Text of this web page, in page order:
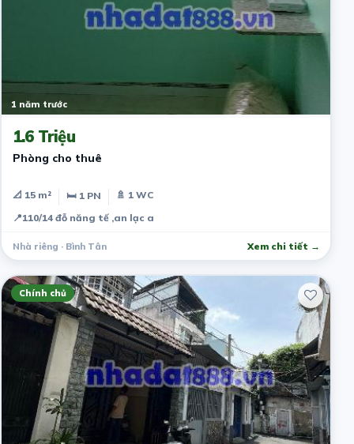
1 năm trước
1.6 Triệu
Phòng cho thuê
📐 15 m² 🛏 1 PN
🚿 1 WC
📍110/14 đỗ năng tế ,an lạc a
Nhà riêng · Bình Tân Xem chi tiết →
Chính chủ